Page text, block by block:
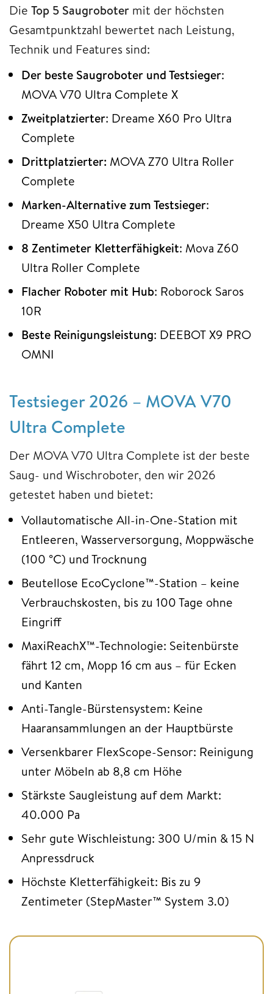
Die Top 5 Saugroboter mit der höchsten
Gesamtpunktzahl bewertet nach Leistung,
Technik und Features sind:
Der beste Saugroboter und Testsieger:
MOVA V70 Ultra Complete X
Zweitplatzierter: Dreame X60 Pro Ultra
Complete
Drittplatzierter: MOVA Z70 Ultra Roller
Complete
Marken-Alternative zum Testsieger:
Dreame X50 Ultra Complete
8 Zentimeter Kletterfähigkeit: Mova Z60
Ultra Roller Complete
Flacher Roboter mit Hub: Roborock Saros
10R
Beste Reinigungsleistung: DEEBOT X9 PRO
OMNI
Testsieger 2026 – MOVA V70
Ultra Complete
Der MOVA V70 Ultra Complete ist der beste
Saug- und Wischroboter, den wir 2026
getestet haben und bietet:
Vollautomatische All-in-One-Station mit
Entleeren, Wasserversorgung, Moppwäsche
(100 °C) und Trocknung
Beutellose EcoCyclone™-Station – keine
Verbrauchskosten, bis zu 100 Tage ohne
Eingriff
MaxiReachX™-Technologie: Seitenbürste
fährt 12 cm, Mopp 16 cm aus – für Ecken
und Kanten
Anti-Tangle-Bürstensystem: Keine
Haaransammlungen an der Hauptbürste
Versenkbarer FlexScope-Sensor: Reinigung
unter Möbeln ab 8,8 cm Höhe
Stärkste Saugleistung auf dem Markt:
40.000 Pa
Sehr gute Wischleistung: 300 U/min & 15 N
Anpressdruck
Höchste Kletterfähigkeit: Bis zu 9
Zentimeter (StepMaster™ System 3.0)